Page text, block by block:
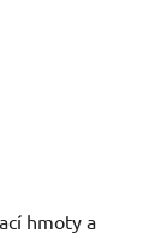
hmoty a